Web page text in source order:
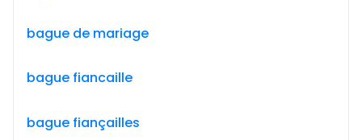
bague de mariage
bague fiancaille
bague fiançailles